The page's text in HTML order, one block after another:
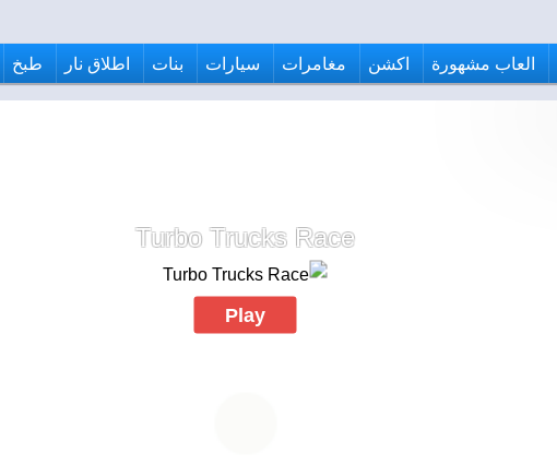
العاب مشهورة اكشن مغامرات سيارات بنات اطلاق نار طبخ
Turbo Trucks Race
Play